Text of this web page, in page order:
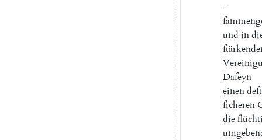
-
und in
Daſeyn
einen
ſicheren
die